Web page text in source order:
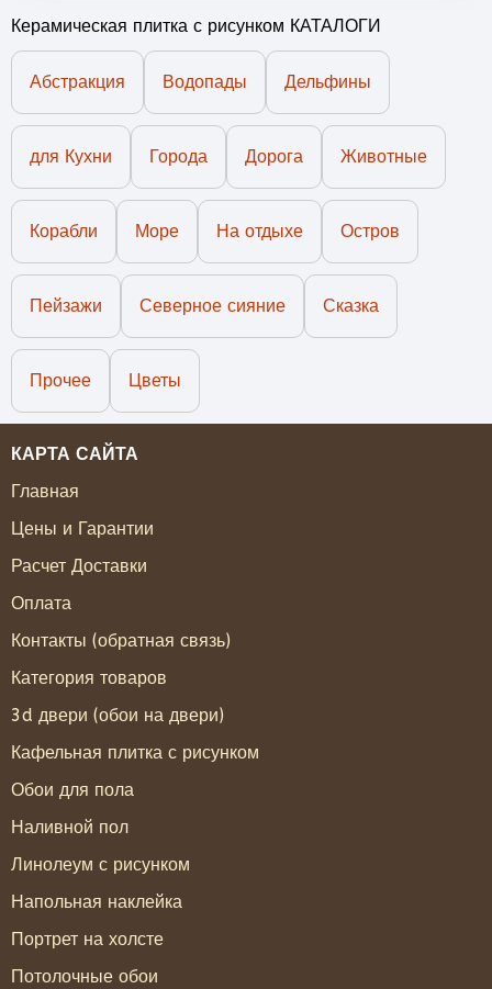
Керамическая плитка с рисунком КАТАЛОГИ
Абстракция Водопады Дельфины
для Кухни Города Дорога Животные
Корабли Море На отдыхе Остров
Пейзажи Северное сияние Сказка
Прочее Цветы
КАРТА САЙТА
Главная
Цены и Гарантии
Расчет Доставки
Оплата
Контакты (обратная связь)
Категория товаров
3d двери (обои на двери)
Кафельная плитка с рисунком
Обои для пола
Наливной пол
Линолеум с рисунком
Напольная наклейка
Портрет на холсте
Потолочные обои